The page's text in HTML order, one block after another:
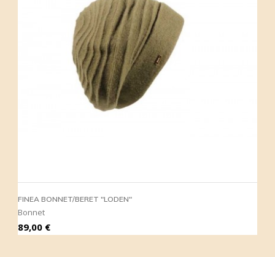
FINEA BONNET/BERET "LODEN"
Bonnet
Prix
89,00 €